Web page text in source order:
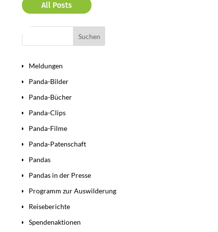
All Posts
Meldungen
Panda-Bilder
Panda-Bücher
Panda-Clips
Panda-Filme
Panda-Patenschaft
Pandas
Pandas in der Presse
Programm zur Auswilderung
Reiseberichte
Spendenaktionen